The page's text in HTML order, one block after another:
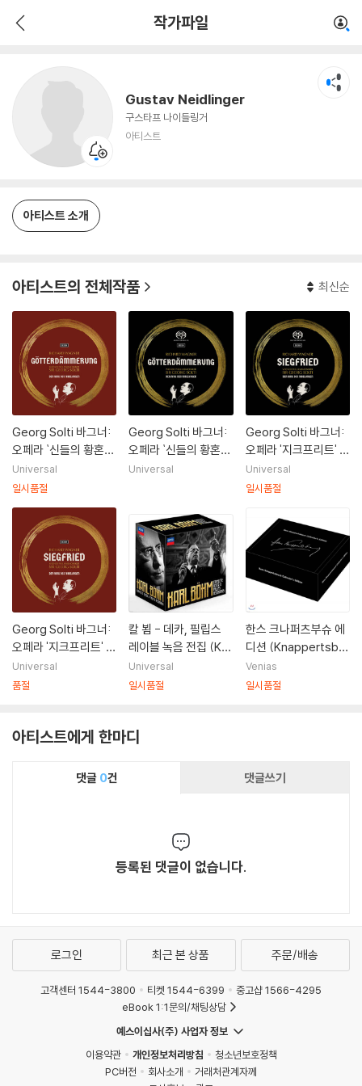
작가파일
Gustav Neidlinger
구스타프 나이들링거
아티스트
아티스트 소개
아티스트의 전체작품 최신순
Georg Solti 바그너:
오페라 `신들의 황혼`
(Wagner: Gotterda
mmerung) [6LP]
Universal
일시품절
Georg Solti 바그너:
오페라 `신들의 황혼`
(Wagner: Gotterda
Universal
Georg Solti 바그너:
오페라 '지크프리트' -
게오르그 솔티 (Wagn
er: Siegfried)
Universal
일시품절
Georg Solti 바그너:
오페라 '지크프리트' -
게오르그 솔티 (Wagn
er: Siegfried) [5L
Universal
품절
칼 뵘 - 데카, 필립스
레이블 녹음 전집 (Kar
l Bohm - Complete
Decca, Philips Rec
Universal
일시품절
한스 크나퍼츠부슈 에
디션 (Knappertsbu
sch Collector’s Edit
ion)
Venias
일시품절
아티스트에게 한마디
댓글 0건 댓글쓰기
등록된 댓글이 없습니다.
로그인 최근 본 상품 주문/배송
고객센터 1544-3800 티켓 1544-6399
중고샵 1566-4295
eBook 1:1문의/채팅상담
예스이십사(주) 사업자 정보
이용약관
개인정보처리방침
청소년보호정책
PC버전
회사소개
거래처관계자께